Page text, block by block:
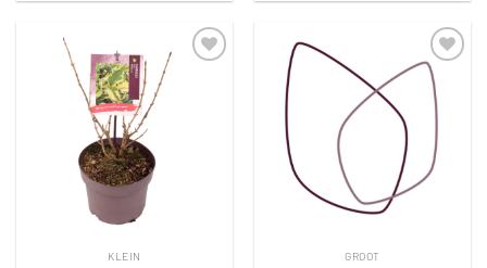
Toevoegen
KLEIN
Toevoegen
aan
verlanglijst
GROOT